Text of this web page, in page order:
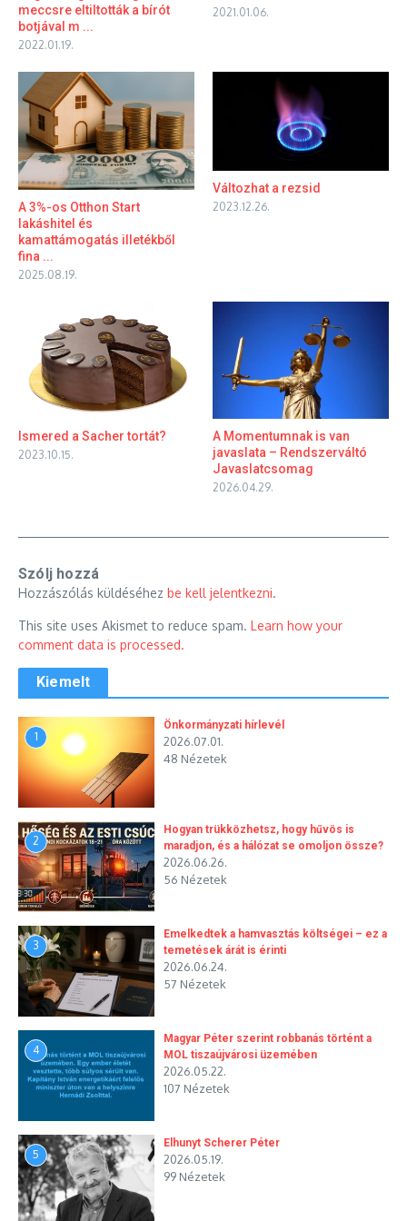
meccsre eltiltották a bírót
botjával m ...
2022.01.19.
2021.01.06.
A 3%-os Otthon Start
lakáshitel és
kamattámogatás illetékből
fina ...
2025.08.19.
Változhat a rezsid
2023.12.26.
Ismered a Sacher tortát?
2023.10.15.
A Momentumnak is van
javaslata – Rendszerváltó
Javaslatcsomag
2026.04.29.
Szólj hozzá
Hozzászólás küldéséhez be kell jelentkezni.
This site uses Akismet to reduce spam. Learn how your
comment data is processed.
Kiemelt
1
Önkormányzati hírlevél
2026.07.01.
48 Nézetek
2
Hogyan trükközhetsz, hogy hűvös is
maradjon, és a hálózat se omoljon össze?
2026.06.26.
56 Nézetek
3
Emelkedtek a hamvasztás költségei – ez a
temetések árát is érinti
2026.06.24.
57 Nézetek
4
Magyar Péter szerint robbanás történt a
MOL tiszaújvárosi üzemében
2026.05.22.
107 Nézetek
5
Elhunyt Scherer Péter
2026.05.19.
99 Nézetek